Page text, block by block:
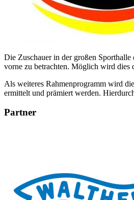
Die Zuschauer in der großen
vorne zu betrachten. Möglich wird dies
Als weiteres Rahmenprogramm wird
ermittelt und prämiert werden.
Partner